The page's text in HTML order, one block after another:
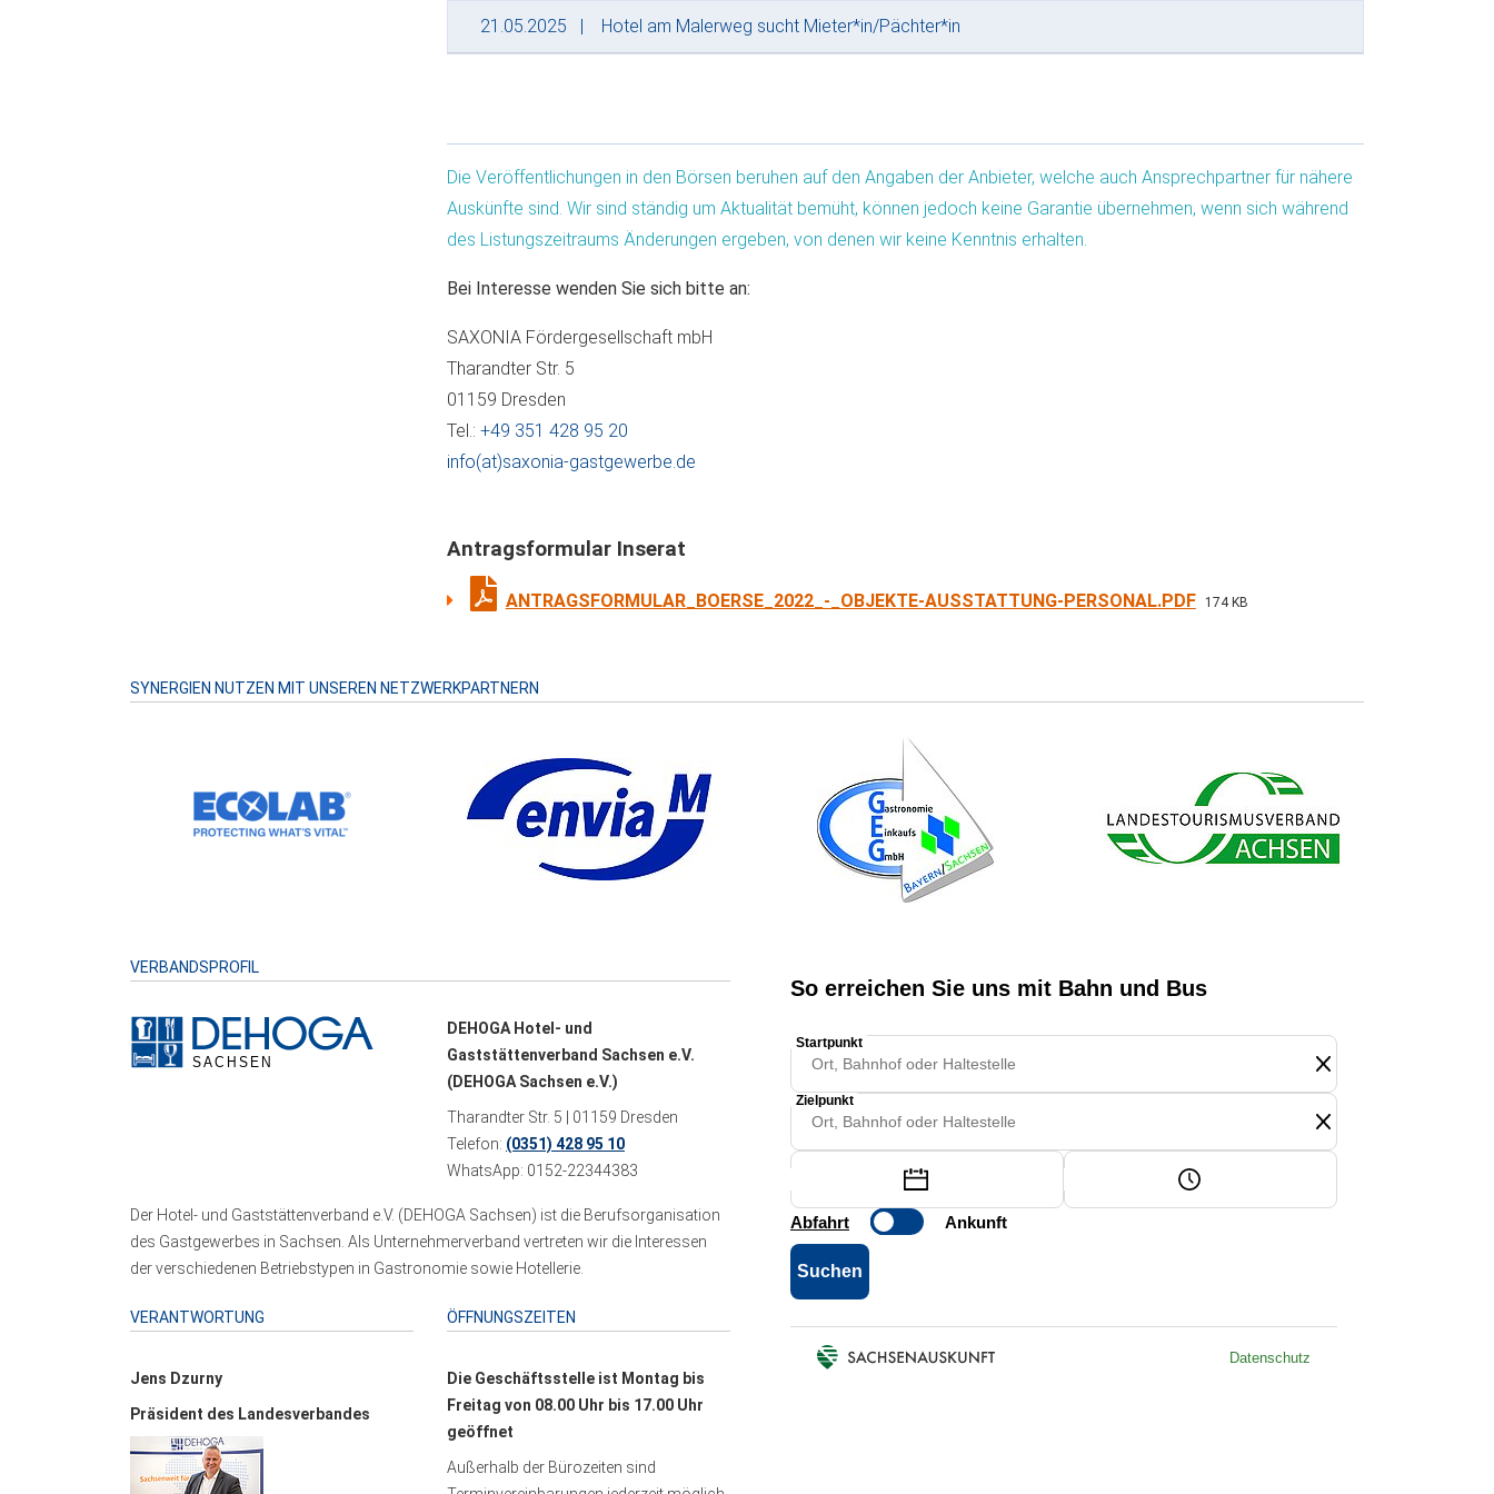
21.05.2025 Hotel am Malerweg sucht Mieter*in/Pächter*in
Die Veröffentlichungen in den Börsen beruhen auf den Angaben der Anbieter, welche auch Ansprechpartner für nähere
Auskünfte sind. Wir sind ständig um Aktualität bemüht, können jedoch keine Garantie übernehmen, wenn sich während
des Listungszeitraums Änderungen ergeben, von denen wir keine Kenntnis erhalten.
Bei Interesse wenden Sie sich bitte an:
SAXONIA Fördergesellschaft mbH
Tharandter Str. 5
01159 Dresden
Tel.: +49 351 428 95 20
info(at)saxonia-gastgewerbe.de
Antragsformular Inserat
ANTRAGSFORMULAR_BOERSE_2022_-_OBJEKTE-AUSSTATTUNG-PERSONAL.PDF 174 KB
SYNERGIEN NUTZEN MIT UNSEREN NETZWERKPARTNERN
VERBANDSPROFIL
DEHOGA Hotel- und
Gaststättenverband Sachsen e.V.
(DEHOGA Sachsen e.V.)
Tharandter Str. 5 | 01159 Dresden
Telefon: (0351) 428 95 10
WhatsApp: 0152-22344383
Der Hotel- und Gaststättenverband e.V. (DEHOGA Sachsen) ist die Berufsorganisation
des Gastgewerbes in Sachsen. Als Unternehmerverband vertreten wir die Interessen
der verschiedenen Betriebstypen in Gastronomie sowie Hotellerie.
VERANTWORTUNG
Jens Dzurny
Präsident des Landesverbandes
ÖFFNUNGSZEITEN
Die Geschäftsstelle ist Montag bis
Freitag von 08.00 Uhr bis 17.00 Uhr
geöffnet
Außerhalb der Bürozeiten sind